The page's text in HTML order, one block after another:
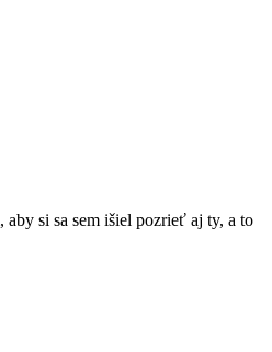
si sa sem išiel pozrieť aj ty, a to